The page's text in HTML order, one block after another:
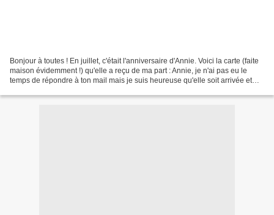
Bonjour à toutes ! En juillet, c'était l'anniversaire d'Annie. Voici la carte (faite
maison évidemment !) qu'elle a reçu de ma part : Annie, je n'ai pas eu le
temps de répondre à ton mail mais je suis heureuse qu'elle soit arrivée et